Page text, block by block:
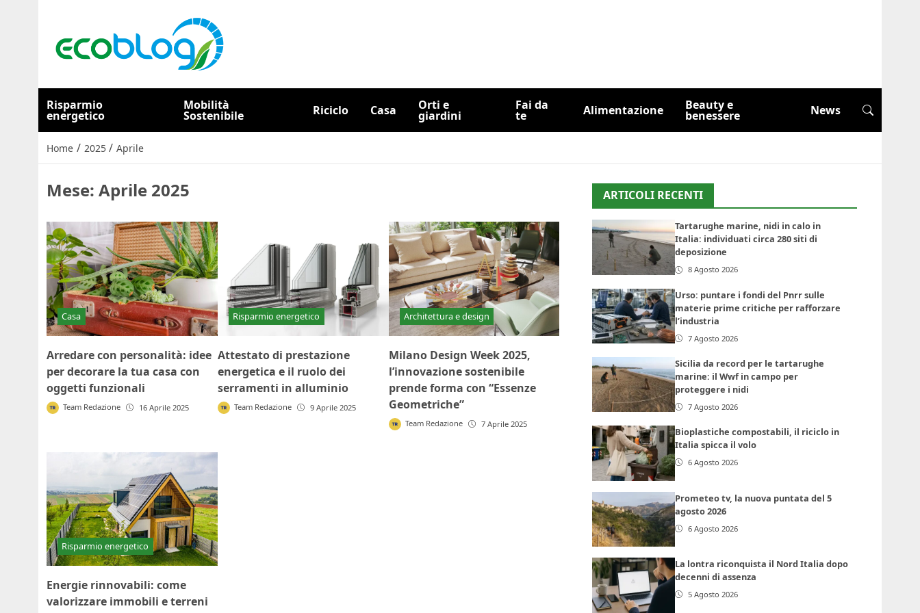
Risparmio
energetico
Mobilità
Sostenibile Riciclo Casa Orti e
giardini
Fai da
te Alimentazione Beauty e
benessere News
Home / 2025 / Aprile
Mese: Aprile 2025
Casa
Arredare con personalità: idee
per decorare la tua casa con
oggetti funzionali
Team Redazione 16 Aprile 2025
Risparmio energetico
Attestato di prestazione
energetica e il ruolo dei
serramenti in alluminio
Team Redazione 9 Aprile 2025
Architettura e design
Milano Design Week 2025,
l’innovazione sostenibile
prende forma con “Essenze
Geometriche”
Team Redazione 7 Aprile 2025
Risparmio energetico
Energie rinnovabili: come
valorizzare immobili e terreni
ARTICOLI RECENTI
Tartarughe marine, nidi in calo in
Italia: individuati circa 280 siti di
deposizione
8 Agosto 2026
Urso: puntare i fondi del Pnrr sulle
materie prime critiche per rafforzare
l’industria
7 Agosto 2026
Sicilia da record per le tartarughe
marine: il Wwf in campo per
proteggere i nidi
7 Agosto 2026
Bioplastiche compostabili, il riciclo in
Italia spicca il volo
6 Agosto 2026
Prometeo tv, la nuova puntata del 5
agosto 2026
6 Agosto 2026
La lontra riconquista il Nord Italia dopo
decenni di assenza
5 Agosto 2026